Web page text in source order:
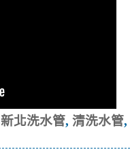
新北洗水管, 清洗水管,